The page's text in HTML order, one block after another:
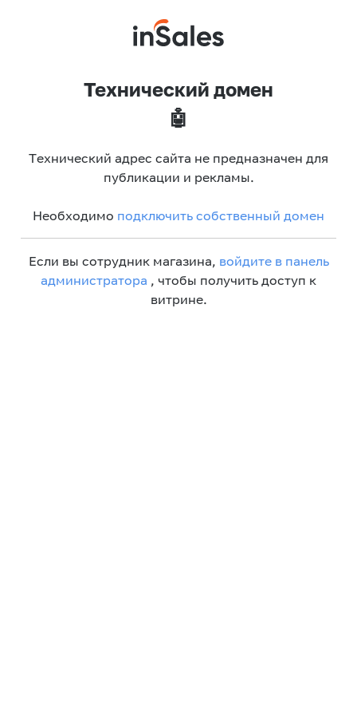
Технический домен
🤖
Технический адрес сайта не предназначен для
публикации и рекламы.
Необходимо подключить собственный домен
Если вы сотрудник магазина, войдите в панель
администратора , чтобы получить доступ к
витрине.